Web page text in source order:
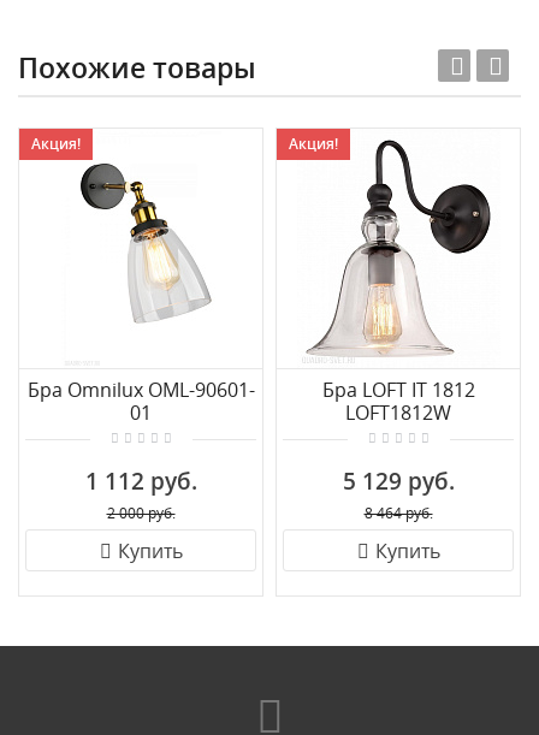
Похожие товары
Акция!
Бра Omnilux OML-90601-
01
1 112 руб.
2 000 руб.
Купить
Акция!
Бра LOFT IT 1812
LOFT1812W
5 129 руб.
8 464 руб.
Купить